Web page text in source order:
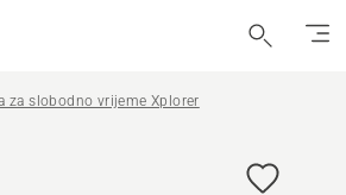
za slobodno vrijeme Xplorer